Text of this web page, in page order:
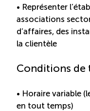
• Représenter
associations
d’affaires, des
la clientèle
Conditions de
• Horaire variable
en tout temps)